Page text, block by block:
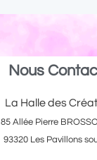
Nous
La Halle des
85 Allée Pierre
93320 Les Pavillons